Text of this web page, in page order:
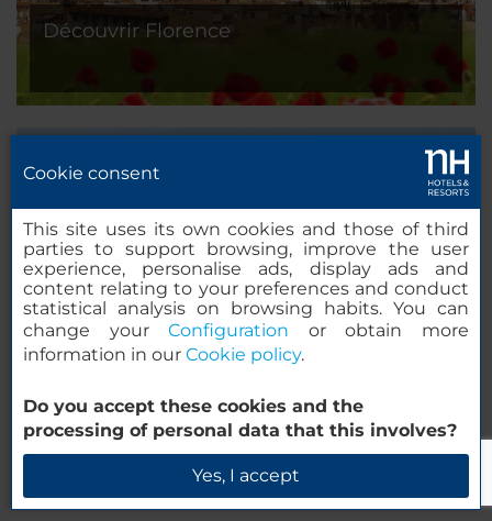
Découvrir Florence
Découvrir Francfort
Cookie consent
This site uses its own cookies and those of third
parties to support browsing, improve the user
experience, personalise ads, display ads and
content relating to your preferences and conduct
statistical analysis on browsing habits. You can
change yourConfiguration or obtain more
information in our Cookie policy.
Do you accept these cookies and the
processing of personal data that this involves?
Yes, I accept